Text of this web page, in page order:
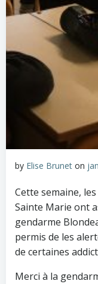
by Elise Brunet on
Cette semaine,
Sainte Marie ont
gendarme
permis de les
de certaines
Merci à la